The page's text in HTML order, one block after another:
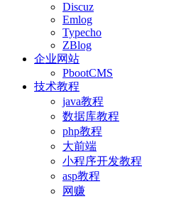
Discuz
Emlog
Typecho
ZBlog
企业网站
PbootCMS
技术教程
java教程
数据库教程
php教程
大前端
小程序开发教程
asp教程
网赚